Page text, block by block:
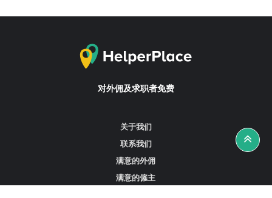
对外佣及求职者免费
关于我们
联系我们
满意的外佣
满意的僱主